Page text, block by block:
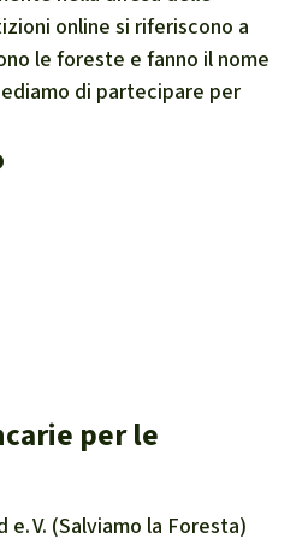
status/17
Indígenas do Brasil -
do povo Pataxó Hã-hã-
un attacco di
na Bahia:
e-assassinada-
e-pms-a-
online si riferiscono a
le foreste e fanno il nome
di partecipare per
per le
e. V. (Salviamo la Foresta)